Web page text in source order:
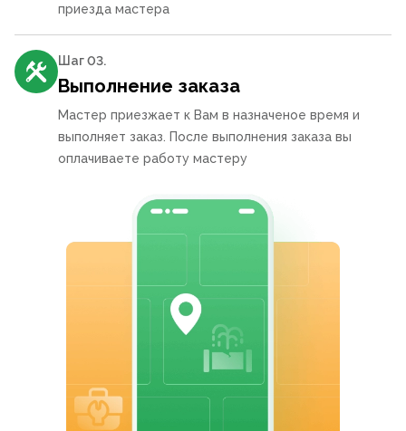
приезда мастера
Шаг 03.
Выполнение заказа
Мастер приезжает к Вам в назначеное время и
выполняет заказ. После выполнения заказа вы
оплачиваете работу мастеру